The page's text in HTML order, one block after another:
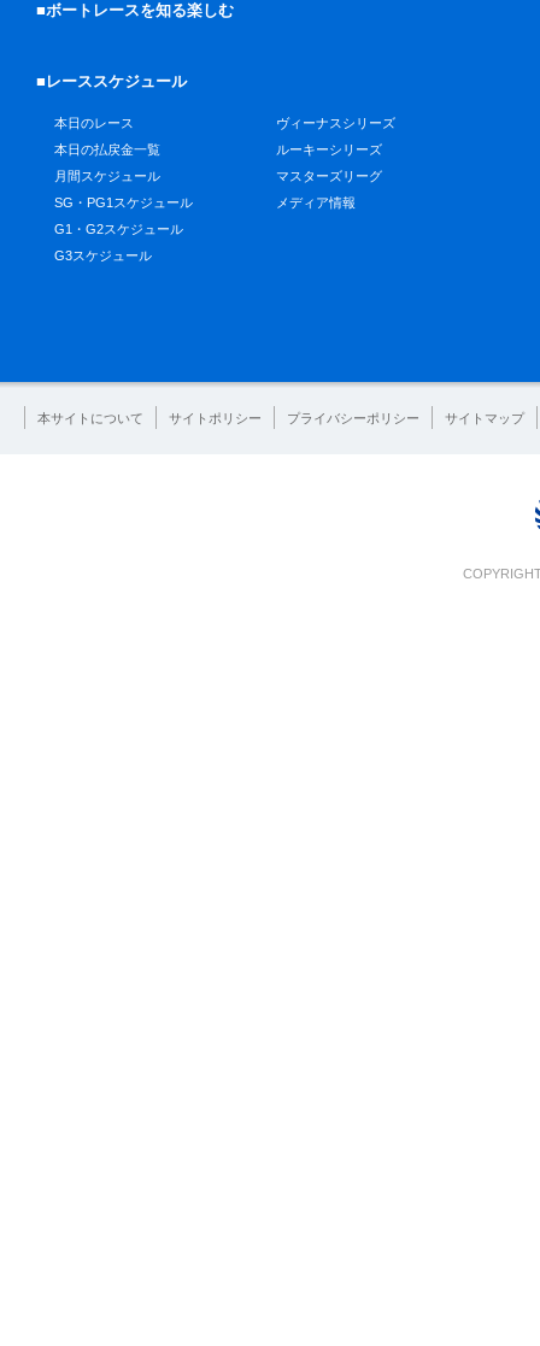
■ボートレースを知る楽しむ
■レーススケジュール
本日のレース
本日の払戻金一覧
月間スケジュール
SG・PG1スケジュール
G1・G2スケジュール
G3スケジュール
ヴィーナスシリーズ
ルーキーシリーズ
マスターズリーグ
メディア情報
本サイトについて サイトポリシー プライバシーポリシー サイトマップ